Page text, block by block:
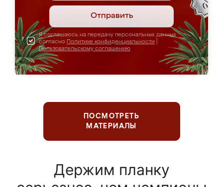
Отправить
Я соглашаюсь на передачу персональных данных
согласно Политике конфиденциальности
Пользовательскому соглашению
ПОСМОТРЕТЬ
МАТЕРИАЛЫ
Держим планку